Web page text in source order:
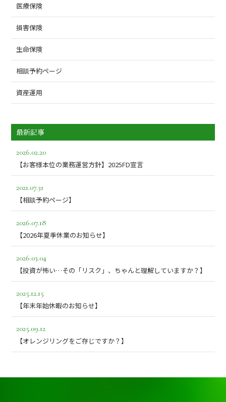
医療保険
損害保険
生命保険
相談予約ページ
資産運用
最新記事
2026.02.20
【お客様本位の業務運営方針】2025FD宣言
2021.07.31
【相談予約ページ】
2026.07.18
【2026年夏季休業のお知らせ】
2026.03.04
【投資が怖い…その「リスク」、ちゃんと理解していますか？】
2025.12.15
【年末年始休暇のお知らせ】
2025.09.12
【オレンジリングをご存じですか？】